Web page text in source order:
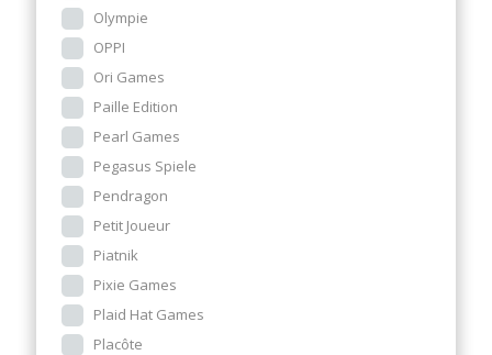
Olympie
OPPI
Ori Games
Paille Edition
Pearl Games
Pegasus Spiele
Pendragon
Petit Joueur
Piatnik
Pixie Games
Plaid Hat Games
Placôte